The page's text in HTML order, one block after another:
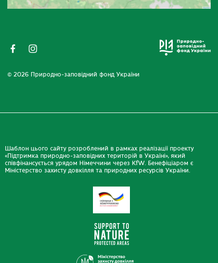
© 2026 Природно-заповідний фонд України
Шаблон цього сайту розроблений в рамках реалізації проекту
«Підтримка природно-заповідних територій в Україні», який
співфінансується урядом Німеччини через KfW. Бенефіціаром є
Міністерство захисту довкілля та природних ресурсів України.